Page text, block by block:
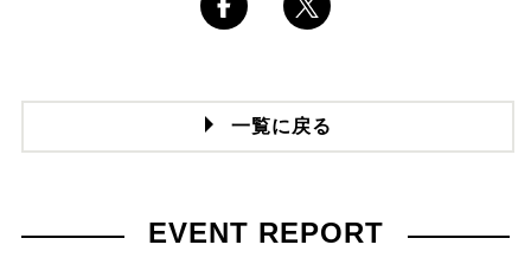
一覧に戻る
EVENT REPORT